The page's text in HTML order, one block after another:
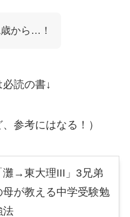
から…！
読の書↓
参考にはなる！）
灘→東大理III」3兄弟
母が教える中学受験勉
法